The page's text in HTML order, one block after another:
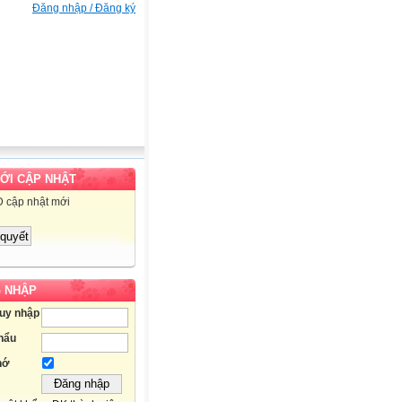
Đăng nhập / Đăng ký
CẬP NHẬT
cập nhật mới
NHẬP
nhập